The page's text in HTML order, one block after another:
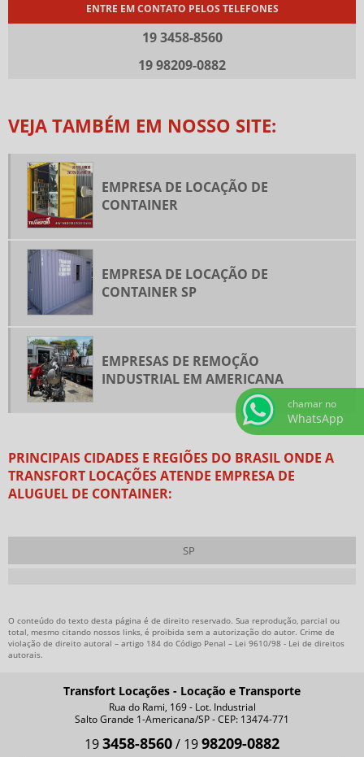
ALUGUEL DE CONTAINER PARA ARMAZENAMENTO
ALUGUEL DE MUNCK
ALUGUEL DE MUNCK PREÇO
ALUGUEL DE MUNCK VALOR
CONTAINER EM AMERICANA SP
CONTAINER LOCACAO VALOR
CONTAINER PARA ALUGAR
CONTAINER PARA ALUGAR PREÇO
CONTAINERS ALUGUEL AMERICANA
CONTAINERS EM AMERICANA
EMPRESA DE IÇAMENTO
EMPRESA DE LOCAÇÃO DE CAMINHÃO MUNCK
EMPRESA DE LOCAÇÃO DE CONTAINER SP
EMPRESAS DE REMOÇÃO INDUSTRIAL EM CAMPINAS
EMPRESAS DE REMOÇÃO INDUSTRIAL EM LIMEIRA
IÇAMENTO DE EQUIPAMENTOS
ENTRE EM CONTATO PELOS TELEFONES
19 3458-8560
19 98209-0882
VEJA TAMBÉM EM NOSSO SITE:
EMPRESA DE LOCAÇÃO DE
CONTAINER
EMPRESA DE LOCAÇÃO DE
CONTAINER SP
EMPRESAS DE REMOÇÃO
INDUSTRIAL EM AMERICANA
PRINCIPAIS CIDADES E REGIÕES DO BRASIL ONDE A
TRANSFORT LOCAÇÕES ATENDE EMPRESA DE
ALUGUEL DE CONTAINER:
SP
O conteúdo do texto desta página é de direito reservado. Sua reprodução, parcial ou
total, mesmo citando nossos links, é proibida sem a autorização do autor. Crime de
violação de direito autoral – artigo 184 do Código Penal – Lei 9610/98 - Lei de direitos
autorais.
Transfort Locações - Locação e Transporte
Rua do Rami, 169 - Lot. Industrial
Salto Grande 1-Americana/SP - CEP: 13474-771
193458-8560/ 1998209-0882
chamar no
WhatsApp